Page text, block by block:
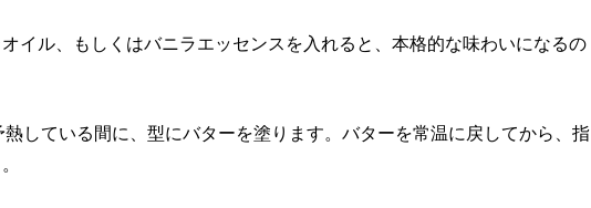
イル、もしくはバニラエッセンスを入れると、本格的な味わいになるの
している間に、型にバターを塗ります。バターを常温に戻してから、指